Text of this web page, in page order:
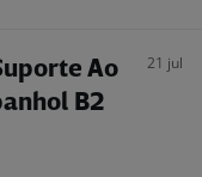
Ao
B2
21 jul